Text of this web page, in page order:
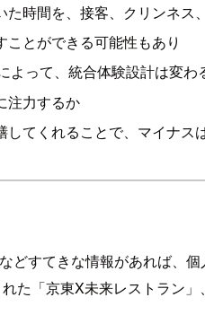
時間を、接客、クリンネス
とができる可能性もあり
よって、統合体験設計は変わ
注力するか
てくれることで、マイナ
どすてきな情報があれば、
た「京東X未来レストラン